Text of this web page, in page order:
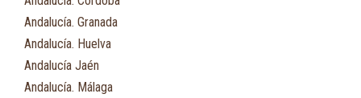
Andalucía. Granada
Andalucía. Huelva
Andalucía Jaén
Andalucía. Málaga